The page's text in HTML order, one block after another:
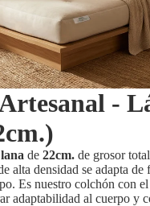
-
lana de 22cm. de grosor
alta densidad se adapta de
Es nuestro colchón con
adaptabilidad al cuerpo y